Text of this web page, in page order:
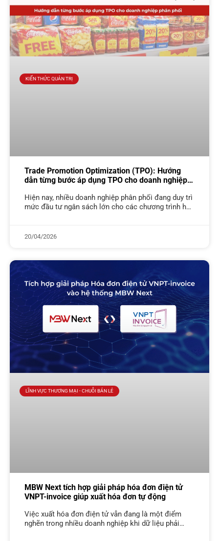
KIẾN THỨC QUẢN TRỊ
Trade Promotion Optimization (TPO): Hướng
dẫn từng bước áp dụng TPO cho doanh nghiệp
Hiện nay, nhiều doanh nghiệp phân phối đang duy trì
mức đầu tư ngân sách lớn cho các chương trình hỗ
20/04/2026
LĨNH VỰC THƯƠNG MẠI - CHUỖI BÁN LẺ
MBW Next tích hợp giải pháp hóa đơn điện tử
VNPT-invoice giúp xuất hóa đơn tự động
Việc xuất hóa đơn điện tử vẫn đang là một điểm
nghẽn trong nhiều doanh nghiệp khi dữ liệu phải